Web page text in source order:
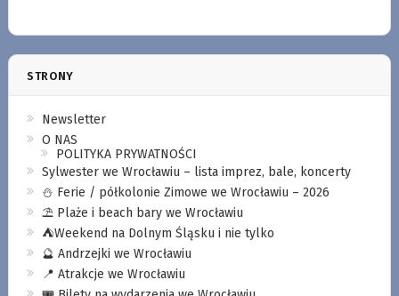
STRONY
Newsletter
O NAS
POLITYKA PRYWATNOŚCI
Sylwester we Wrocławiu – lista imprez, bale, koncerty
⛄️ Ferie / półkolonie Zimowe we Wrocławiu – 2026
⛱️ Plaże i beach bary we Wrocławiu
⛺️Weekend na Dolnym Śląsku i nie tylko
🔮 Andrzejki we Wrocławiu
📍 Atrakcje we Wrocławiu